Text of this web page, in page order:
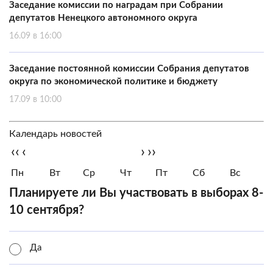
Заседание комиссии по наградам при Собрании
депутатов Ненецкого автономного округа
16.09 в 16:00
Заседание постоянной комиссии Собрания депутатов
округа по экономической политике и бюджету
17.09 в 10:00
Календарь новостей
‹‹ ‹ › ››
Пн Вт Ср Чт Пт Сб Вс
Планируете ли Вы участвовать в выборах 8-
10 сентября?
Да